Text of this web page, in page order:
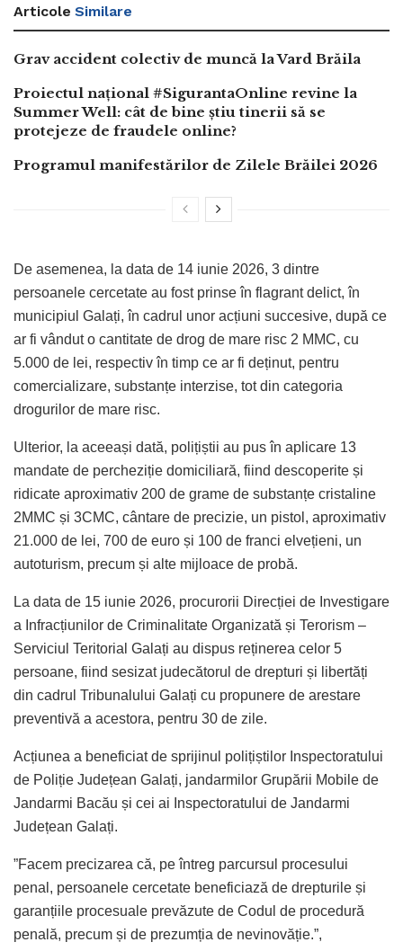
Articole Similare
Grav accident colectiv de muncă la Vard Brăila
Proiectul național #SigurantaOnline revine la
Summer Well: cât de bine știu tinerii să se
protejeze de fraudele online?
Programul manifestărilor de Zilele Brăilei 2026
De asemenea, la data de 14 iunie 2026, 3 dintre
persoanele cercetate au fost prinse în flagrant delict, în
municipiul Galați, în cadrul unor acțiuni succesive, după ce
ar fi vândut o cantitate de drog de mare risc 2 MMC, cu
5.000 de lei, respectiv în timp ce ar fi deținut, pentru
comercializare, substanțe interzise, tot din categoria
drogurilor de mare risc.
Ulterior, la aceeași dată, polițiștii au pus în aplicare 13
mandate de percheziție domiciliară, fiind descoperite și
ridicate aproximativ 200 de grame de substanțe cristaline
2MMC și 3CMC, cântare de precizie, un pistol, aproximativ
21.000 de lei, 700 de euro și 100 de franci elvețieni, un
autoturism, precum și alte mijloace de probă.
La data de 15 iunie 2026, procurorii Direcției de Investigare
a Infracțiunilor de Criminalitate Organizată și Terorism –
Serviciul Teritorial Galați au dispus reținerea celor 5
persoane, fiind sesizat judecătorul de drepturi și libertăți
din cadrul Tribunalului Galați cu propunere de arestare
preventivă a acestora, pentru 30 de zile.
Acțiunea a beneficiat de sprijinul polițiștilor Inspectoratului
de Poliție Județean Galați, jandarmilor Grupării Mobile de
Jandarmi Bacău și cei ai Inspectoratului de Jandarmi
Județean Galați.
”Facem precizarea că, pe întreg parcursul procesului
penal, persoanele cercetate beneficiază de drepturile și
garanțiile procesuale prevăzute de Codul de procedură
penală, precum și de prezumția de nevinovăție.”,